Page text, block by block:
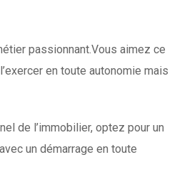
passionnant.Vous aimez ce
en toute autonomie mais
de l’immobilier, optez pour un
un démarrage en toute